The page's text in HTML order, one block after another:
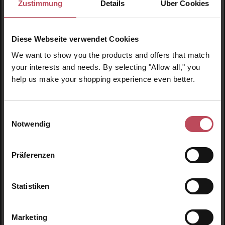
Zustimmung Details Über Cookies
Diese Webseite verwendet Cookies
We want to show you the products and offers that match
your interests and needs. By selecting "Allow all," you
help us make your shopping experience even better.
Notwendig
Präferenzen
Statistiken
Marketing
iunik
Produkt Anzahl: Gib den gewünschten Wert